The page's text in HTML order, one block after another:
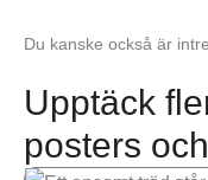
Du kanske också är
Upptäck
posters